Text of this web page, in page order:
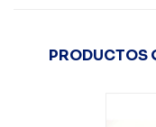
PRODUCTOS